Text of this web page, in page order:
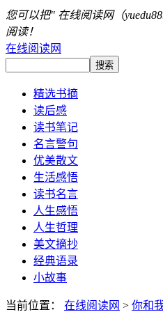
您可以把" 在线阅读网（
阅读！
在线阅读网
精选书摘
读后感
读书笔记
名言警句
优美散文
生活感悟
读书名言
人生感悟
人生哲理
美文摘抄
经典语录
小故事
当前位置： 在线阅读网 > 你和